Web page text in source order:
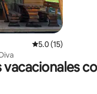
Calificación
5.0 (15)